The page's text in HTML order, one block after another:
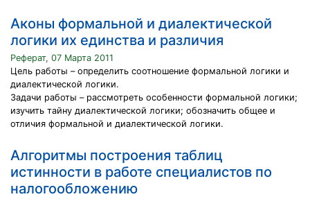
Аконы формальной и диалектической
логики их единства и различия
Реферат, 07 Марта 2011
Цель работы – определить соотношение формальной логики и
диалектической логики.
Задачи работы – рассмотреть особенности формальной логики;
изучить тайну диалектической логики; обозначить общее и
отличия формальной и диалектической логики.
Алгоритмы построения таблиц
истинности в работе специалистов по
налогообложению